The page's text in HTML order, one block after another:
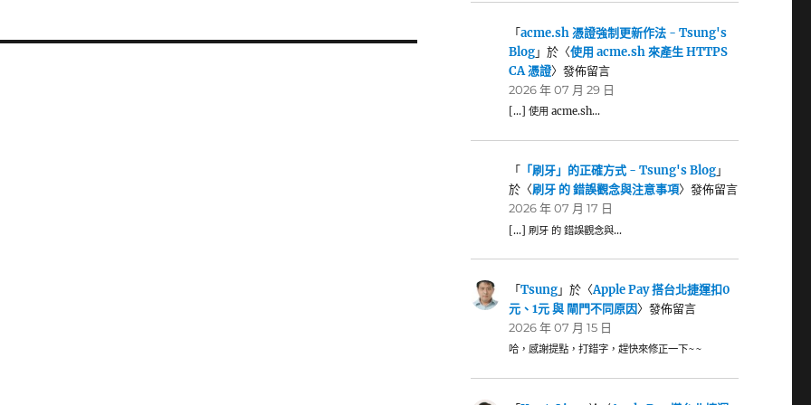
「acme.sh 憑證強制更新作法 - Tsung's
Blog」於〈使用 acme.sh 來產生 HTTPS
CA 憑證〉發佈留言
2026 年 07 月 29 日
[…] 使用 acme.sh…
「 「刷牙」的正確方式 - Tsung's Blog」
於〈刷牙 的 錯誤觀念與注意事項〉發佈留言
2026 年 07 月 17 日
[…] 刷牙 的 錯誤觀念與…
「Tsung」於〈Apple Pay 搭台北捷運扣0
元、1元 與 閘門不同原因〉發佈留言
2026 年 07 月 15 日
哈，感謝提點，打錯字，趕快來修正一下~~